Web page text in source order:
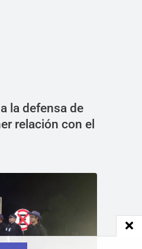
la defensa de
relación con el